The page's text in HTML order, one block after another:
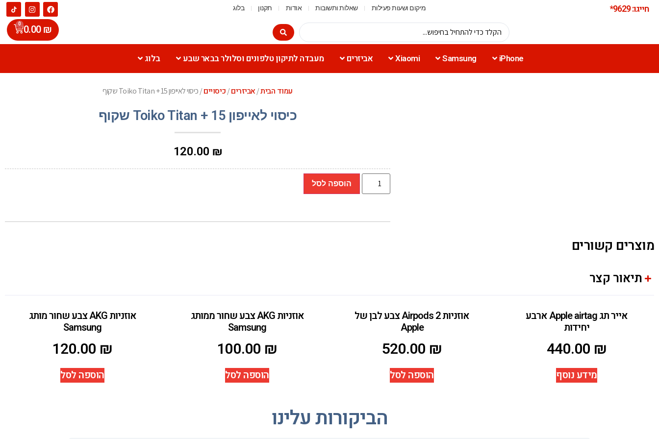
חייגו: 9629* מיקום ושעות פעילות שאלות ותשובות אודות תקנון בלוג
0.00₪
0
iPhone
Samsung
Xiaomi אביזרים מעבדה לתיקון טלפונים וסלולר בבאר שבע בלוג
עמוד הבית/אביזרים/כיסויים/ כיסוי לאייפון 15 + Toiko Titan שקוף
כיסוי לאייפון 15 + Toiko Titan שקוף
120.00 ₪
הוספה לסל
מוצרים קשורים
תיאור קצר
אייר תג Apple airtag ארבע
יחידות
440.00 ₪
מידע נוסף
אוזניות Airpods 2 צבע לבן של
Apple
520.00 ₪
הוספה לסל
אוזניות AKG צבע שחור ממותג
Samsung
100.00 ₪
הוספה לסל
אוזניות AKG צבע שחור מותג
Samsung
120.00 ₪
הוספה לסל
הביקורות עלינו